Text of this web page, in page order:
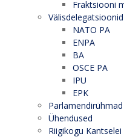
Fraktsiooni
Välisdelegatsioonid
NATO PA
ENPA
BA
OSCE PA
IPU
EPK
Parlamendirühmad
Ühendused
Riigikogu Kantselei